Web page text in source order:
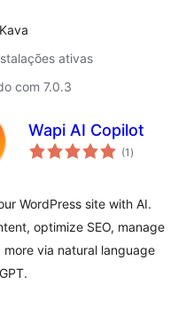
ativas
com 7.0.3
Wapi AI Copilot
(1 avaliações
totais
)
WordPress site with AI.
optimize SEO, manage
more via natural language